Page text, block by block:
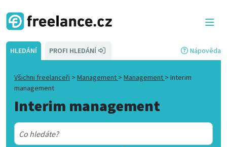
HLEDÁNÍ PROFI HLEDÁNÍ Nápověda
Všichni freelanceři > Management > Management > Interim
management
Interim management